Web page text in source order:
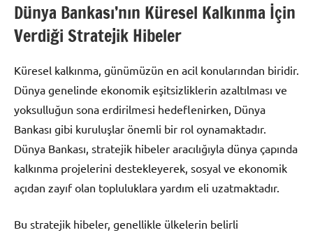
Dünya Bankası’nın Küresel Kalkınma İçin
Verdiği Stratejik Hibeler
Küresel kalkınma, günümüzün en acil konularından biridir.
Dünya genelinde ekonomik eşitsizliklerin azaltılması ve
yoksulluğun sona erdirilmesi hedeflenirken, Dünya
Bankası gibi kuruluşlar önemli bir rol oynamaktadır.
Dünya Bankası, stratejik hibeler aracılığıyla dünya çapında
kalkınma projelerini destekleyerek, sosyal ve ekonomik
açıdan zayıf olan topluluklara yardım eli uzatmaktadır.
Bu stratejik hibeler, genellikle ülkelerin belirli